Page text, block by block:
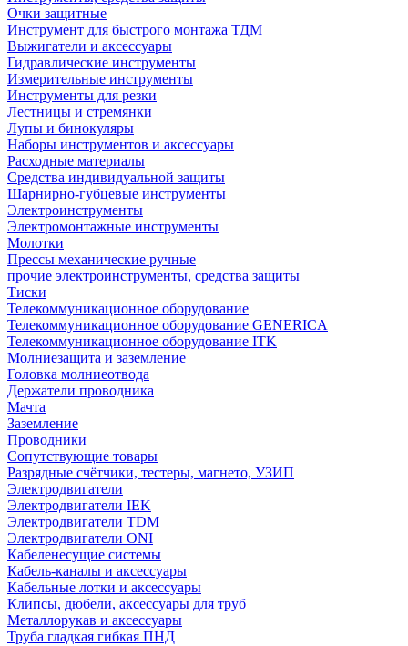
Очки защитные
Инструмент для быстрого монтажа ТДМ
Выжигатели и аксессуары
Гидравлические инструменты
Измерительные инструменты
Инструменты для резки
Лестницы и стремянки
Лупы и бинокуляры
Наборы инструментов и аксессуары
Расходные материалы
Средства индивидуальной защиты
Шарнирно-губцевые инструменты
Электроинструменты
Электромонтажные инструменты
Молотки
Прессы механические ручные
прочие электроинструменты, средства защиты
Тиски
Телекоммуникационное оборудование
Телекоммуникационное оборудование GENERICA
Телекоммуникационное оборудование ITK
Молниезащита и заземление
Головка молниеотвода
Держатели проводника
Мачта
Заземление
Проводники
Сопутствующие товары
Разрядные счётчики, тестеры, магнето, УЗИП
Электродвигатели
Электродвигатели IEK
Электродвигатели TDM
Электродвигатели ONI
Кабеленесущие системы
Кабель-каналы и аксессуары
Кабельные лотки и аксессуары
Клипсы, дюбели, аксессуары для труб
Металлорукав и аксессуары
Труба гладкая гибкая ПНД